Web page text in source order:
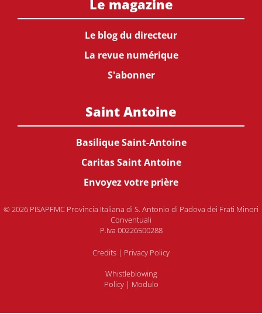
Le magazine
Le blog du directeur
La revue numérique
S'abonner
Saint Antoine
Basilique Saint-Antoine
Caritas Saint Antoine
Envoyez votre prière
© 2026 PISAPFMC Provincia Italiana di S. Antonio di Padova dei Frati Minori
Conventuali
P.Iva 00226500288
Credits | Privacy Policy
Whistleblowing
Policy| Modulo